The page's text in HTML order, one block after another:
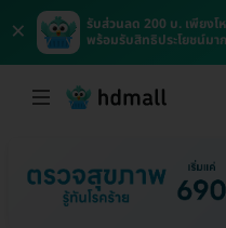
×
รับส่วนลด 200 บ. เพียง
พร้อมรับสิทธิประโยชน์มา